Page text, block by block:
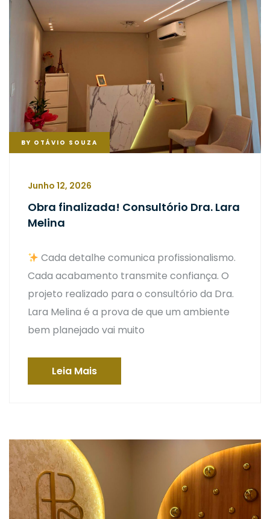
BY OTÁVIO SOUZA
Junho 12, 2026
Obra finalizada! Consultório Dra. Lara
Melina
Cada detalhe comunica profissionalismo.
Cada acabamento transmite confiança. O
projeto realizado para o consultório da Dra.
Lara Melina é a prova de que um ambiente
bem planejado vai muito
Leia Mais